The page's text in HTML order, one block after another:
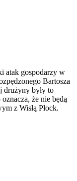
atak gospodarzy w
Bartosza
drużyny były to
że nie będą
z Wisłą Płock.